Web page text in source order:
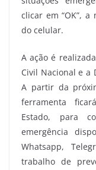
clicar em “OK”,
do celular.
A ação é
Civil Nacional e a
A partir da
ferramenta
Estado, para
emergência
Whatsapp,
trabalho de